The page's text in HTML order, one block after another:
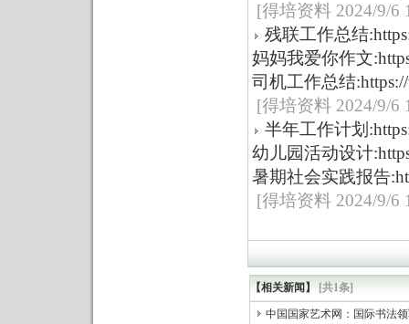
[得培资料 2024/9/6
残联工作总结
妈妈我爱你作文
司机工作总结
[得培资料 2024/9/6
半年工作计划
幼儿园活动设计
暑期社会实践报告
[得培资料 2024/9/6
【相关新闻】 [共1条]
中国国家艺术网：国际书法